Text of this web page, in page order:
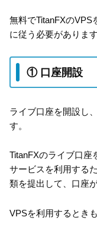
無料でTitanFXのVPS
に従う必要があります
① 口座開設
ライブ口座を開設し
す。
TitanFXのライブ口座
サービスを利用する
類を提出して、口座
VPSを利用するとき